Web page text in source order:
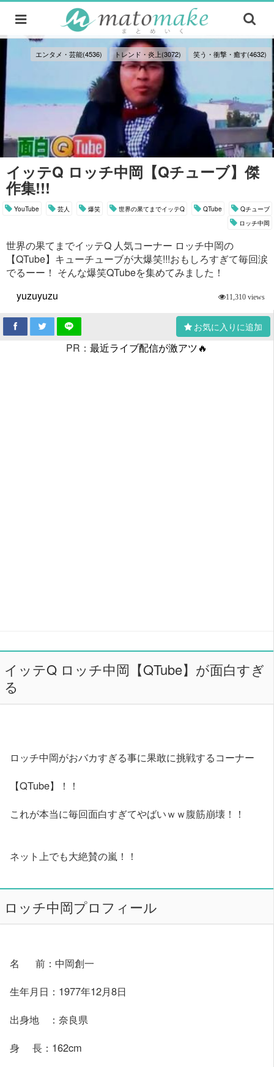
エンタメ・芸能(4536) トレンド・炎上(3072) 笑う・衝撃・癒す(4632)
イッテQ ロッチ中岡【Qチューブ】傑
作集!!!
YouTube 芸人 爆笑 世界の果てまでイッテQ QTube
Qチューブ
ロッチ中岡
世界の果てまでイッテQ 人気コーナー ロッチ中岡の
【QTube】キューチューブが大爆笑!!!おもしろすぎて毎回涙
でるーー！ そんな爆笑QTubeを集めてみました！
yuzuyuzu
11,310 views
お気に入りに追加
PR： 最近ライブ配信が激アツ🔥
イッテQ ロッチ中岡【QTube】が面白すぎ
る
ロッチ中岡がおバカすぎる事に果敢に挑戦するコーナー
【QTube】！！
これが本当に毎回面白すぎてやばいｗｗ腹筋崩壊！！
ネット上でも大絶賛の嵐！！
ロッチ中岡プロフィール
名 前：中岡創一
生年月日：1977年12月8日
出身地 ：奈良県
身 長：162cm